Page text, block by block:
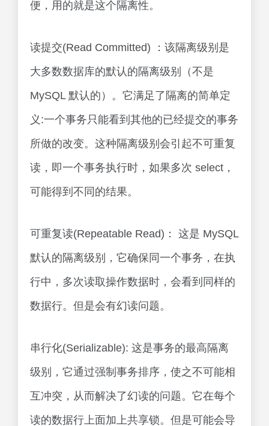
便，用的就是这个隔离性。
读提交(Read Committed) ：该隔离级别是
大多数数据库的默认的隔离级别（不是
MySQL 默认的）。它满足了隔离的简单定
义:一个事务只能看到其他的已经提交的事务
所做的改变。这种隔离级别会引起不可重复
读，即一个事务执行时，如果多次 select，
可能得到不同的结果。
可重复读(Repeatable Read)： 这是 MySQL
默认的隔离级别，它确保同一个事务，在执
行中，多次读取操作数据时，会看到同样的
数据行。但是会有幻读问题。
串行化(Serializable): 这是事务的最高隔离
级别，它通过强制事务排序，使之不可能相
互冲突，从而解决了幻读的问题。它在每个
读的数据行上面加上共享锁。但是可能会导